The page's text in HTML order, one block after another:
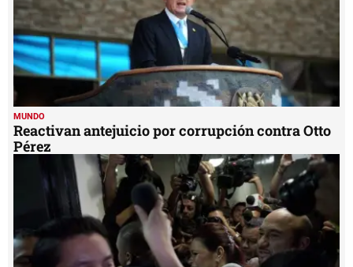
MUNDO
Reactivan antejuicio por corrupción contra Otto
Pérez